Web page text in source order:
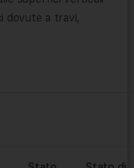
dovute a travi,